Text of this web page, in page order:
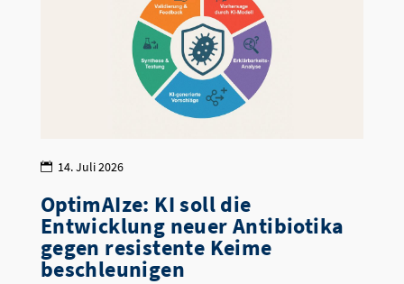
14. Juli 2026
OptimAIze: KI soll die
Entwicklung neuer Antibiotika
gegen resistente Keime
beschleunigen